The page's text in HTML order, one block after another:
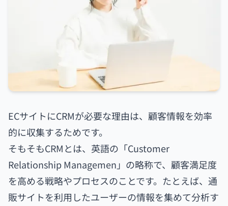
ECサイトにCRMが必要な理由は、顧客情報を効率
的に収集するためです。
そもそもCRMとは、英語の「Customer
Relationship Managemen」の略称で、顧客満足度
を高める戦略やプロセスのことです。たとえば、通
販サイトを利用したユーザーの情報を集めて分析す